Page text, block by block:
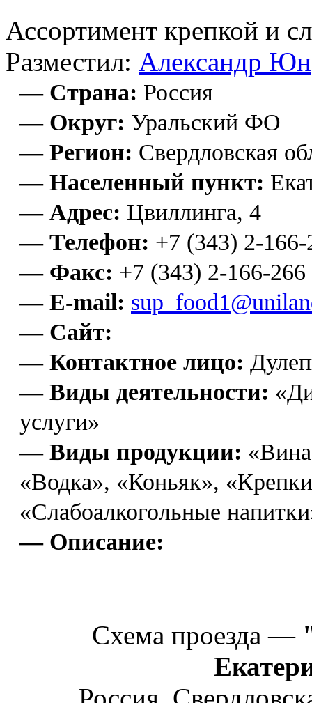
Ассортимент крепкой и
Разместил: Александр Юн
— Страна: Россия
— Округ: Уральский ФО
— Регион: Свердловская
— Населенный пункт:
— Адрес: Цвиллинга, 4
— Телефон: +7 (343) 2-166-
— Факс: +7 (343) 2-166-266
— E-mail:
— Сайт:
— Контактное лицо:
— Виды деятельности:
услуги»
— Виды продукции:
«Водка», «Коньяк»,
«Слабоалкогольные
— Описание:
Схема проезда —